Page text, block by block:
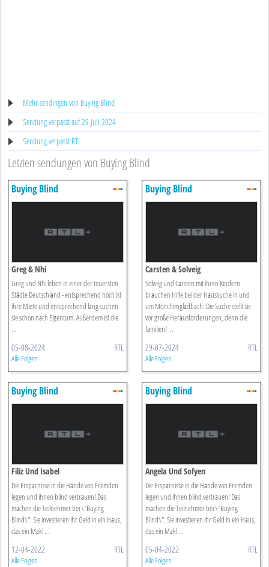
Mehr sendingen von Buying Blind
Sendung verpasst auf 29 Juli 2024
Sendung verpasst RTL
Letzten sendungen von Buying Blind
Buying Blind
Greg & Nhi
Greg und Nhi leben in einer der teuersten
Städte Deutschland - entsprechend hoch ist
ihre Miete und entsprechend lang suchen
sie schon nach Eigentum. Außerdem ist die
...
05-08-2024 RTL
Alle Folgen
Buying Blind
Carsten & Solveig
Solveig und Carsten mit ihren Kindern
brauchen Hilfe bei der Haussuche in und
um Mönchengladbach. Die Suche stellt sie
vor große Herausforderungen, denn die
familienf ...
29-07-2024 RTL
Alle Folgen
Buying Blind
Filiz Und Isabel
Die Ersparnisse in die Hände von Fremden
legen und ihnen blind vertrauen! Das
machen die Teilnehmer bei \"Buying
Blind\". Sie investieren ihr Geld in ein Haus,
das ein Makl ...
12-04-2022 RTL
Alle Folgen
Buying Blind
Angela Und Sofyen
Die Ersparnisse in die Hände von Fremden
legen und ihnen blind vertrauen! Das
machen die Teilnehmer bei \"Buying
Blind\". Sie investieren ihr Geld in ein Haus,
das ein Makl ...
05-04-2022 RTL
Alle Folgen